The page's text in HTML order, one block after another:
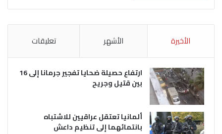
الأخيرة الأشهر تعليقات
ارتفاع حصيلة ضحايا تفجير جرمانا إلى 16
بين قتيل وجريح
ألمانيا تعتقل عراقيين للاشتباه
بانتمائهما إلى تنظيم داعش